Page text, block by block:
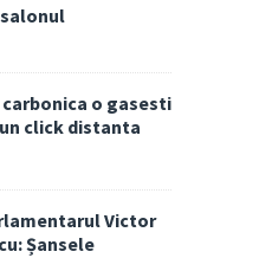
o gasesti
click distanta
Victor
Șansele